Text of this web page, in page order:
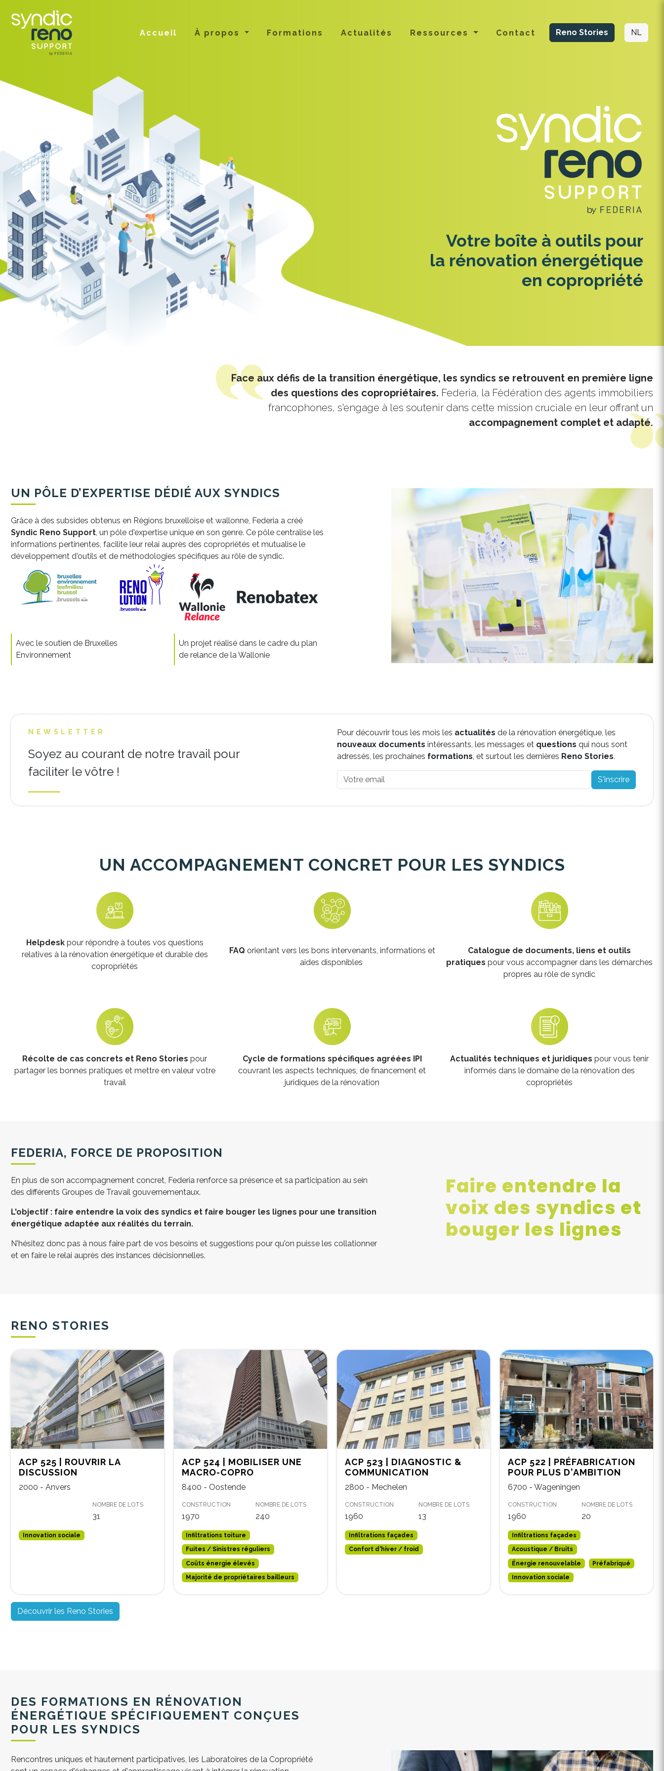
Accueil À propos Formations Actualités Ressources Contact Reno Stories NL
Votre boîte à outils pour
la rénovation énergétique
en copropriété
Face aux défis de la transition énergétique, les syndics se retrouvent en première ligne
des questions des copropriétaires. Federia, la Fédération des agents immobiliers
francophones, s'engage à les soutenir dans cette mission cruciale en leur offrant un
accompagnement complet et adapté.
UN PÔLE D’EXPERTISE DÉDIÉ AUX SYNDICS
Grâce à des subsides obtenus en Régions bruxelloise et wallonne, Federia a créé
Syndic Reno Support, un pôle d'expertise unique en son genre. Ce pôle centralise les
informations pertinentes, facilite leur relai auprès des copropriétés et mutualise le
développement d'outils et de méthodologies spécifiques au rôle de syndic.
Avec le soutien de Bruxelles
Environnement
Un projet réalisé dans le cadre du plan
de relance de la Wallonie
NEWSLETTER
Soyez au courant de notre travail pour
faciliter le vôtre !
Pour découvrir tous les mois les actualités de la rénovation énergétique, les
nouveaux documents intéressants, les messages et questions qui nous sont
adressés, les prochaines formations, et surtout les dernières Reno Stories.
S'inscrire
UN ACCOMPAGNEMENT CONCRET POUR LES SYNDICS
Helpdeskpour répondre à toutes vos questions
relatives à la rénovation énergétique et durable des
copropriétés
FAQ orientant vers les bons intervenants, informations et
aides disponibles
Catalogue de documents, liens et outils
pratiques pour vous accompagner dans les démarches
propres au rôle de syndic
Récolte de cas concrets et Reno Stories pour
partager les bonnes pratiques et mettre en valeur votre
travail
Cycle de formations spécifiques agréées IPI
couvrant les aspects techniques, de financement et
juridiques de la rénovation
Actualités techniques et juridiques pour vous tenir
informés dans le domaine de la rénovation des
copropriétés
FEDERIA, FORCE DE PROPOSITION
En plus de son accompagnement concret, Federia renforce sa présence et sa participation au sein
des différents Groupes de Travail gouvernementaux.
L'objectif : faire entendre la voix des syndics et faire bouger les lignes pour une transition
énergétique adaptée aux réalités du terrain.
N'hésitez donc pas à nous faire part de vos besoins et suggestions pour qu'on puisse les collationner
et en faire le relai auprès des instances décisionnelles.
Faire entendre la
voix des syndics et
bouger les lignes
RENO STORIES
ACP 525 | ROUVRIR LA
DISCUSSION
2000 - Anvers
NOMBRE DE LOTS
31
Innovation sociale
ACP 524 | MOBILISER UNE
MACRO-COPRO
8400 - Oostende
CONSTRUCTION
1970
NOMBRE DE LOTS
240
Infiltrations toiture
Fuites / Sinistres réguliers
Coûts énergie élevés
Majorité de propriétaires bailleurs
ACP 523 | DIAGNOSTIC &
COMMUNICATION
2800 - Mechelen
CONSTRUCTION
1960
NOMBRE DE LOTS
13
Infiltrations façades
Confort d'hiver / froid
ACP 522 | PRÉFABRICATION
POUR PLUS D'AMBITION
6700 - Wageningen
CONSTRUCTION
1960
NOMBRE DE LOTS
20
Infiltrations façades
Acoustique / Bruits
Énergie renouvelable Préfabriqué
Innovation sociale
Découvrir les Reno Stories
DES FORMATIONS EN RÉNOVATION
ÉNERGÉTIQUE SPÉCIFIQUEMENT CONÇUES
POUR LES SYNDICS
Rencontres uniques et hautement participatives, les Laboratoires de la Copropriété